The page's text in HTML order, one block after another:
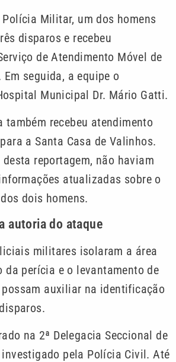
Polícia Militar, um dos homens
disparos e recebeu
de Atendimento Móvel de
Em seguida, a equipe o
Municipal Dr. Mário Gatti.
também recebeu atendimento
a Santa Casa de Valinhos.
reportagem, não haviam
atualizadas sobre o
dois homens.
autoria do ataque
militares isolaram a área
da perícia e o levantamento de
auxiliar na identificação
na 2ª Delegacia Seccional de
investigado pela Polícia Civil. Até